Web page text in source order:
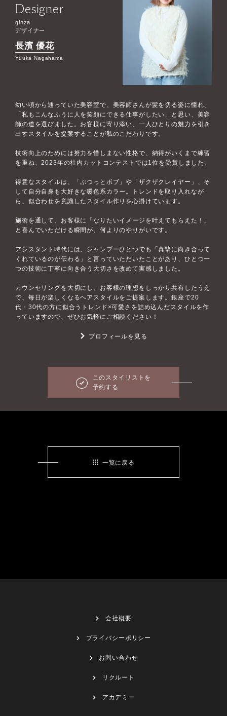
Designer
ginza
デザイナー
長濱 優花
Yuuka Nagahama
幼い頃から通っていた美容室で、美容師さんが髪を切る姿に憧れ、
「私もこんなふうに人を笑顔にできる仕事がしたい」と思い、美容
師の道を選びました。お客様に寄り添い、一人ひとりの魅力を引き
出すスタイルを提案することが私のこだわりです。
技術向上のためには努力を惜しまない性格で、納得がいくまで練習
を重ね、2023年の社内カットコンテストでは1位を受賞しました。
得意なスタイルは、「ぷつっとボブ」や「ザクザクレイヤー」、そ
して自分自身も大好きな暖色系カラー。トレンドを取り入れなが
ら、似合わせを意識したスタイル作りを心掛けています。
施術を通して、お客様に「なりたいイメージを叶えてもらえた！」
と喜んでいただける瞬間が、何よりのやりがいです。
アシスタント時代には、シャンプーひとつでも「真摯に向き合って
くれているのが伝わる」と言っていただいたことがあり、ひとつ一
つの技術に丁寧に向き合う大切さを改めて実感しました。
カウンセリングを大切にし、お客様の理想をしっかり共有したうえ
で、毎日が楽しくなるヘアスタイルをご提案します。銀座で20
代・30代の方に似合うトレンド×可愛さを詰め込んだスタイルを作
っていますので、ぜひお気軽にご相談ください！
プロフィールを見る
このスタイリストを
予約する
一覧に戻る
会社概要
プライバシーポリシー
お問い合わせ
リクルート
アカデミー